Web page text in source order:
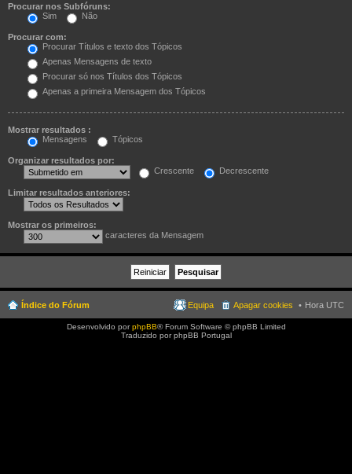
Procurar nos Subfóruns:
Sim
Não
Procurar com:
Procurar Títulos e texto dos Tópicos
Apenas Mensagens de texto
Procurar só nos Títulos dos Tópicos
Apenas a primeira Mensagem dos Tópicos
Mostrar resultados :
Mensagens
Tópicos
Organizar resultados por:
Crescente
Decrescente
Limitar resultados anteriores:
Mostrar os primeiros:
caracteres da Mensagem
Índice do Fórum Hora UTC
Apagar cookies
Equipa
Desenvolvido porphpBB® Forum Software © phpBB Limited
Traduzido por phpBB Portugal